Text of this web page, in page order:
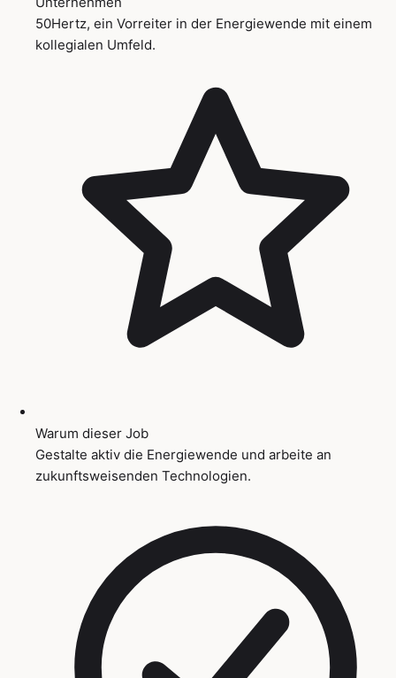
50Hertz, ein Vorreiter in der Energiewende mit einem
kollegialen Umfeld.
Warum dieser Job
Gestalte aktiv die Energiewende und arbeite an
zukunftsweisenden Technologien.